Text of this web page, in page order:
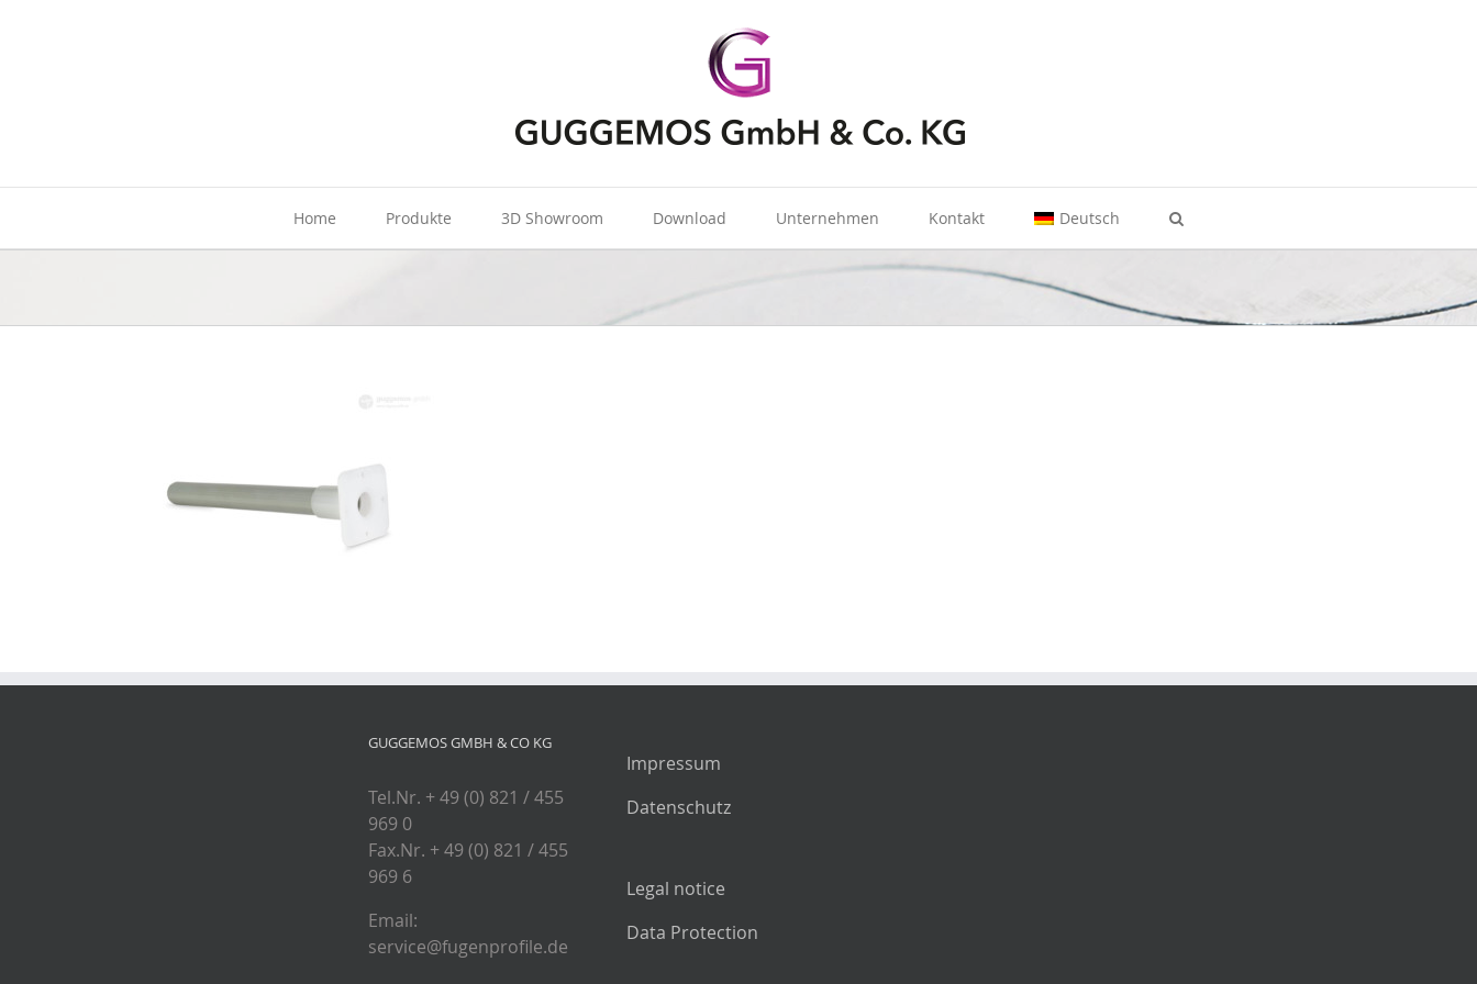
Home Produkte 3D Showroom Download Unternehmen Kontakt Deutsch
GUGGEMOS GMBH & CO KG
Tel.Nr. + 49 (0) 821 / 455
969 0
Fax.Nr. + 49 (0) 821 / 455
969 6
Email:
service@fugenprofile.de
Impressum
Datenschutz
Legal notice
Data Protection